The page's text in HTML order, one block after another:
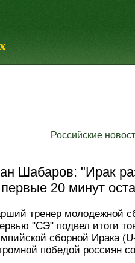
Российские
Шабаров: "Ирак
20 минут
тренер молодежной
"СЭ" подвел итоги
сборной Ирака
победой россиян